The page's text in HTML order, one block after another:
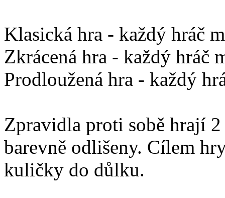
Klasická hra - každý hráč
Zkrácená hra - každý hráč
Prodloužená hra - každý
Zpravidla proti sobě hrají
barevně odlišeny. Cílem
kuličky do důlku.